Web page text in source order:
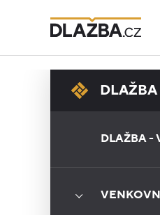
DLAŽBA
DLAŽBA -